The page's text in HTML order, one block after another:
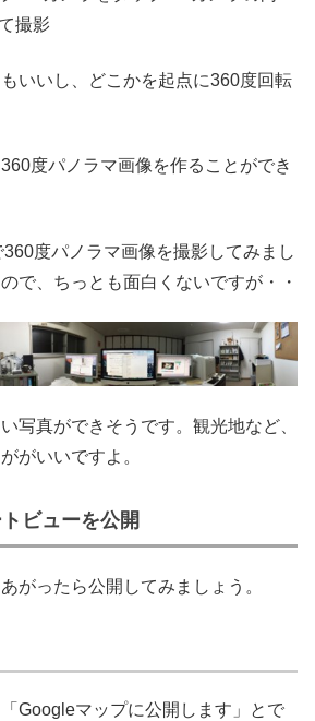
撮影
いいし、どこかを起点に360度回転
度パノラマ画像を作ることができ
度パノラマ画像を撮影してみまし
で、ちっとも面白くないですが・・
写真ができそうです。観光地など、
がいいですよ。
ビューを公開
がったら公開してみましょう。
Googleマップに公開します」とで